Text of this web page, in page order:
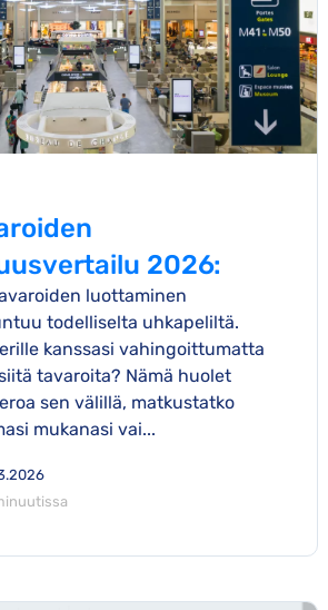
2026:
ja Euroopan
luottaminen
todelliselta uhkapeliltä.
kanssasi vahingoittumatta
tavaroita? Nämä huolet
sen välillä, matkustatko
mukanasi vai...